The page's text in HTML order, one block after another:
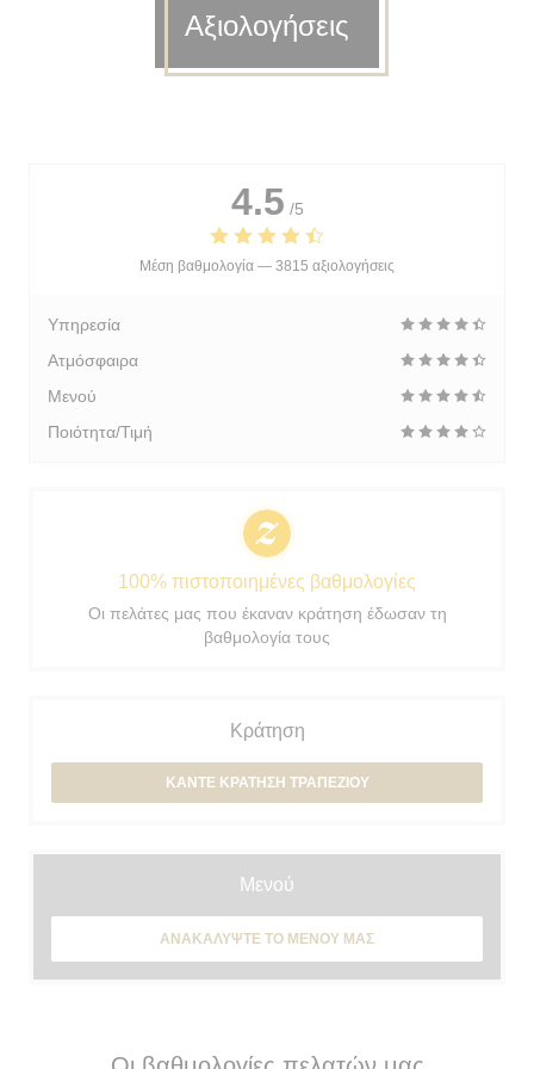
Αξιολογήσεις
4.5 /5
Μέση βαθμολογία — 3815 αξιολογήσεις
Υπηρεσία
Ατμόσφαιρα
Μενού
Ποιότητα/Τιμή
100% πιστοποιημένες βαθμολογίες
Οι πελάτες μας που έκαναν κράτηση έδωσαν τη
βαθμολογία τους
Κράτηση
ΚΆΝΤΕ ΚΡΆΤΗΣΗ ΤΡΑΠΕΖΙΟΎ
Μενού
ΑΝΑΚΑΛΎΨΤΕ ΤΟ ΜΕΝΟΎ ΜΑΣ